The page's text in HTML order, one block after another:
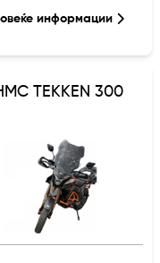
информации
TEKKEN 300